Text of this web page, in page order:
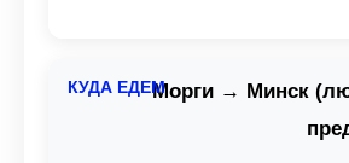
Морги → Минск